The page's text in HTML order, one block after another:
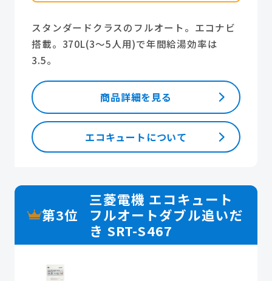
スタンダードクラスのフルオート。エコナビ
搭載。370L(3～5人用)で年間給湯効率は
3.5。
商品詳細を見る
エコキュートについて
第3位
三菱電機 エコキュート
フルオートダブル追いだ
き SRT-S467